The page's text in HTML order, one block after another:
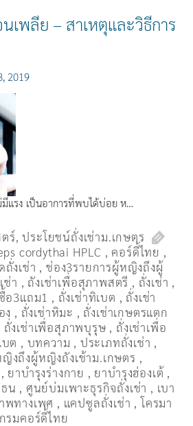
เพลีย – สาเหตุและวิธีการ
2019
แรง เป็นอาการที่พบได้บ่อย ห…
ร์,ประโยชน์ถั่งเช่าม.เกษตร
cordythai HPLC , คอร์ดี้ไทย ,
งเช่า ,ช่อง3รายการผู้หญิงถึงผู้
ช่า , ถังเช่าเพื่อสุภาพสตรี , ถั่งเช่า ,
อ3แถม1 , ถั่งเช่าทิเบต , ถั่งเช่า
ง , ถั่งเช่าหิมะ , ถั่งเช่าเกษตรแตก
ถั่งเช่าเพื่อสุภาพบุรุษ , ถั่งเช่าเพื่อ
บต , บทความ , ประเภทถั่งเช่า ,
งถึงผู้หญิงถังเช้าม.เกษตร ,
, ยาบำรุงร่างกาย , ยาบำรุงฮ่องเต้ ,
น , ศูนย์บ่มเพาะธุรกิจถั่งเช่า , เบา
พทางเพศ , แคปซูลถั่งเช่า ,โครมา
รมคอร์ดี้ไทย